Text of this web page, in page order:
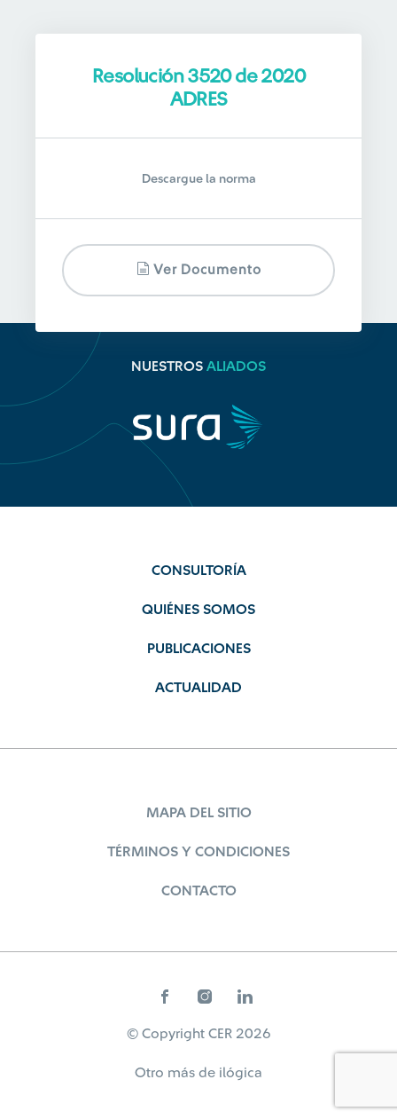
Resolución 3520 de 2020
ADRES
Descargue la norma
Ver Documento
NUESTROS ALIADOS
CONSULTORÍA
QUIÉNES SOMOS
PUBLICACIONES
ACTUALIDAD
MAPA DEL SITIO
TÉRMINOS Y CONDICIONES
CONTACTO
© Copyright CER 2026
Otro más de ilógica